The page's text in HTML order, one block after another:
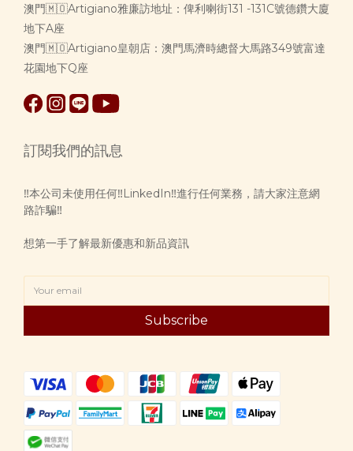
澳門🇲🇴Artigiano雅廉訪地址：俾利喇街131 -131C號德鑽大廈
地下A座
澳門🇲🇴Artigiano皇朝店：澳門馬濟時總督大馬路349號富達
花園地下Q座
訂閱我們的訊息
‼️本公司未使用任何‼️LinkedIn‼️進行任何業務，請大家注意網
路詐騙‼️
想第一手了解最新優惠和新品資訊
Subscribe